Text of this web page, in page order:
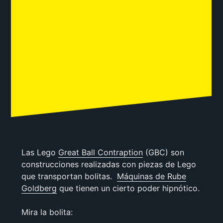
Las Lego Great Ball Contraption(GBC) son
construcciones realizadas con piezas de Lego
que transportan bolitas. Máquinas de Rube
Goldberg que tienen un cierto poder hipnótico.
Mira la bolita: